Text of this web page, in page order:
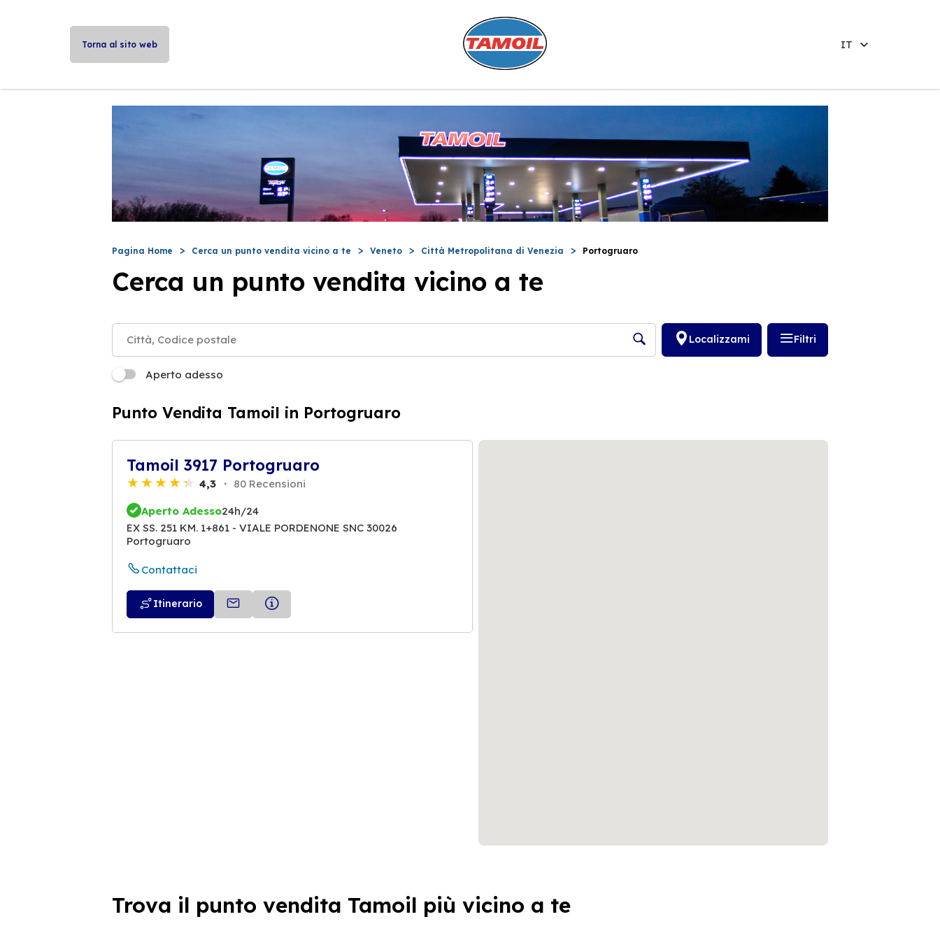
Torna al sito web IT
Pagina Home Cerca un punto vendita vicino a te Veneto Città Metropolitana di Venezia Portogruaro
Cerca un punto vendita vicino a te
Localizzami Filtri
Aperto adesso
Punto Vendita Tamoil in Portogruaro
Tamoil 3917 Portogruaro
4,3 80 Recensioni
Aperto Adesso24h/24
EX SS. 251 KM. 1+861 - VIALE PORDENONE SNC 30026
Portogruaro
Contattaci
Itinerario
Trova il punto vendita Tamoil più vicino a te